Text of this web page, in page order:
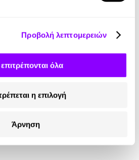
Προβολή λεπτομερειών
όλα
η επιλογή
Άρνηση